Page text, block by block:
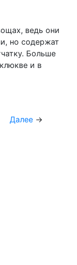
ведь они
но содержат
Больше
и в
Далее→